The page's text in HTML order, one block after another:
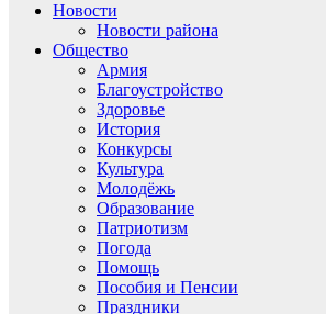
Новости
Новости района
Общество
Армия
Благоустройство
Здоровье
История
Конкурсы
Культура
Молодёжь
Образование
Патриотизм
Погода
Помощь
Пособия и Пенсии
Праздники